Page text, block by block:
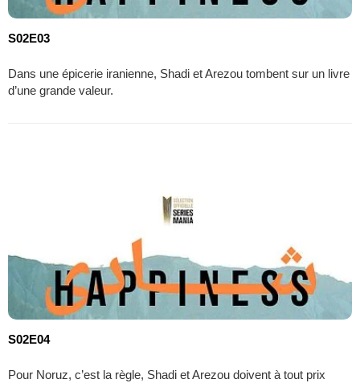
S02E03
Dans une épicerie iranienne, Shadi et Arezou tombent sur un livre
d’une grande valeur.
S02E04
Pour Noruz, c’est la règle, Shadi et Arezou doivent à tout prix